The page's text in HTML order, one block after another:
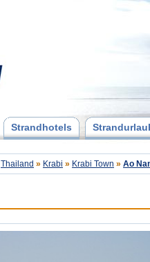
Strandhotels
Thailand » Krabi » Krabi Town » Ao